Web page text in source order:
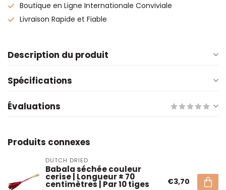
Boutique en Ligne Internationale Conviviale
Livraison Rapide et Fiable
Description du produit
Spécifications
Évaluations
Produits connexes
DUTCH DRIED
Babala séchée couleur
cerise | Longueur ± 70
centimètres | Par 10 tiges €3,70